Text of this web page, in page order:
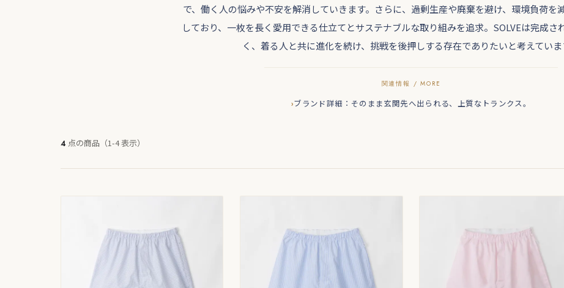
で、働く人の悩みや不安を解消していきます。さらに、過剰生産や廃棄を避け、環境負荷を
しており、一枚を長く愛用できる仕立てとサステナブルな取り組みを追求。SOLVEは完成さ
く、着る人と共に進化を続け、挑戦を後押しする存在でありたいと考えていま
ブランド詳細：そのまま玄関先へ出られる、上質なトランクス。
4 点の商品（1-4 表示）